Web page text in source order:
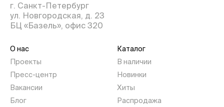
г. Санкт-Петербург
ул. Новгородская, д. 23
БЦ «Базель», офис 320
О нас
Проекты
Пресс-центр
Вакансии
Блог
Каталог
В наличии
Новинки
Хиты
Распродажа